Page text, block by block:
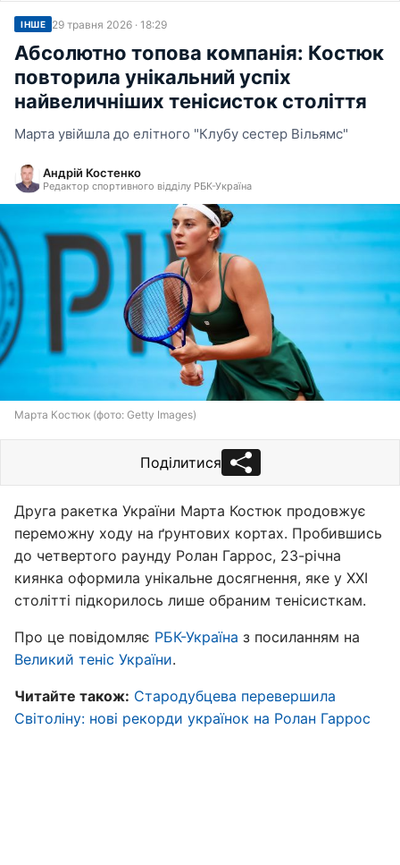
ІНШЕ 29 травня 2026 · 18:29
Абсолютно топова компанія: Костюк
повторила унікальний успіх
найвеличніших тенісисток століття
Марта увійшла до елітного "Клубу сестер Вільямс"
Андрій Костенко
Редактор спортивного відділу РБК-Україна
Марта Костюк (фото: Getty Images)
Поділитися
Друга ракетка України Марта Костюк продовжує
переможну ходу на ґрунтових кортах. Пробившись
до четвертого раунду Ролан Гаррос, 23-річна
киянка оформила унікальне досягнення, яке у XXI
столітті підкорилось лише обраним тенісисткам.
Про це повідомляє РБК-Україна з посиланням на
Великий теніс України.
Читайте також: Стародубцева перевершила
Світоліну: нові рекорди українок на Ролан Гаррос